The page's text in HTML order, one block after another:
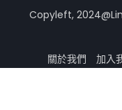
Copyleft,
關於我們 加入